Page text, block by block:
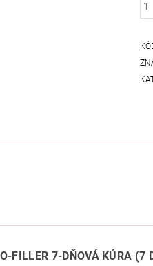
FILLER 7-DŇOVÁ KÚRA (7